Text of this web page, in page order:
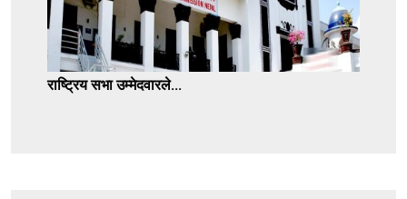
राष्ट्रिय सभा उम्मेदवारले...